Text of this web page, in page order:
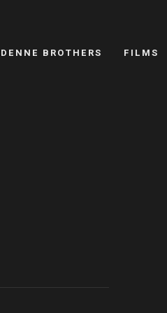
BROTHERS FILMS